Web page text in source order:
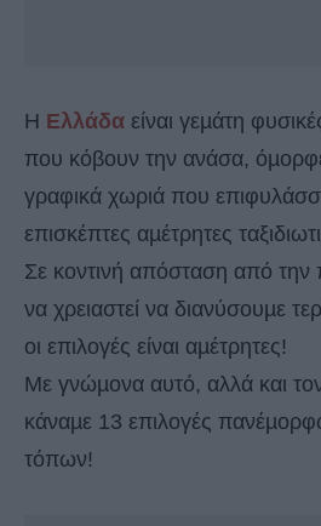
Η Ελλάδα είναι γεµάτη
που κόβουν την ανάσα,
γραφικά χωριά που
επισκέπτες αµέτρητες
Σε κοντινή απόσταση από
να χρειαστεί να διανύσουµε
οι επιλογές είναι αµέτρητες!
Με γνώµονα αυτό, αλλά και
κάναµε 13 επιλογές
τόπων!